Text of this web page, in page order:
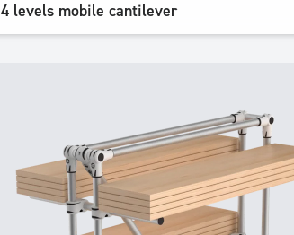
4 levels mobile cantilever